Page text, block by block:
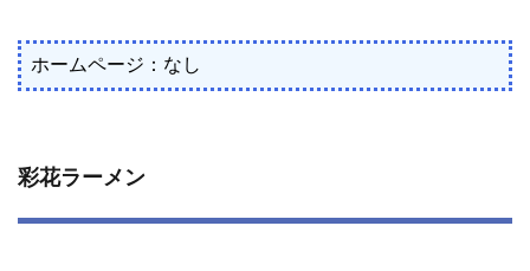
ホームページ：なし
彩花ラーメン